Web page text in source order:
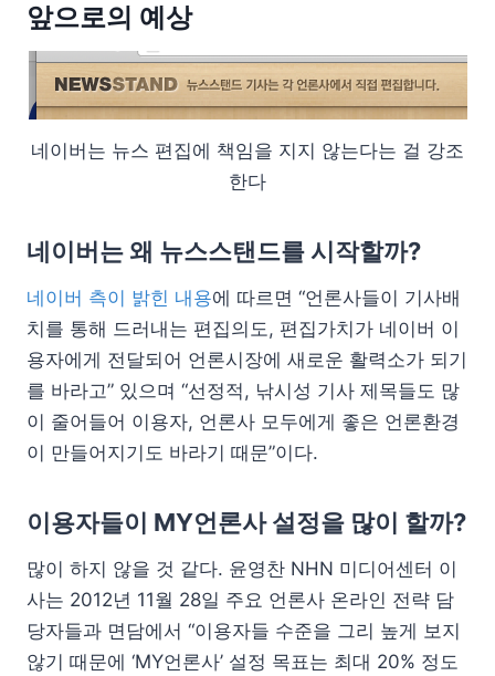
앞으로의 예상
네이버는 뉴스 편집에 책임을 지지 않는다는 걸 강조
한다
네이버는 왜 뉴스스탠드를 시작할까?
네이버 측이 밝힌 내용에 따르면 “언론사들이 기사배
치를 통해 드러내는 편집의도, 편집가치가 네이버 이
용자에게 전달되어 언론시장에 새로운 활력소가 되기
를 바라고” 있으며 “선정적, 낚시성 기사 제목들도 많
이 줄어들어 이용자, 언론사 모두에게 좋은 언론환경
이 만들어지기도 바라기 때문”이다.
이용자들이 MY언론사 설정을 많이 할까?
많이 하지 않을 것 같다. 윤영찬 NHN 미디어센터 이
사는 2012년 11월 28일 주요 언론사 온라인 전략 담
당자들과 면담에서 “이용자들 수준을 그리 높게 보지
않기 때문에 ‘MY언론사’ 설정 목표는 최대 20% 정도